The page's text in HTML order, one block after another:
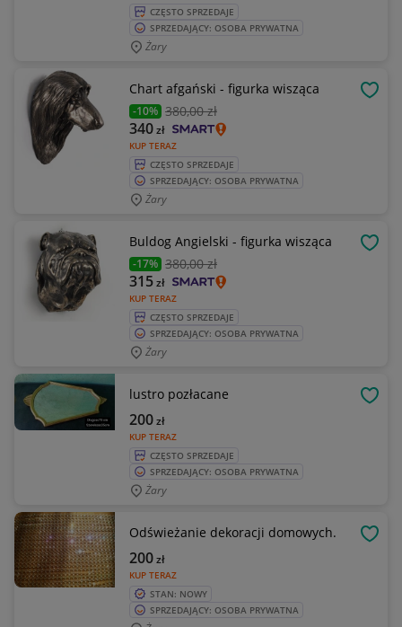
CZĘSTO SPRZEDAJE
SPRZEDAJĄCY: OSOBA PRYWATNA
Żary
Chart afgański - figurka wisząca
-10% 380,00 zł
KUP TERAZ
340zł
CZĘSTO SPRZEDAJE
SPRZEDAJĄCY: OSOBA PRYWATNA
Żary
Buldog Angielski - figurka wisząca
-17% 380,00 zł
KUP TERAZ
315zł
CZĘSTO SPRZEDAJE
SPRZEDAJĄCY: OSOBA PRYWATNA
Żary
lustro pozłacane
KUP TERAZ
200zł
CZĘSTO SPRZEDAJE
SPRZEDAJĄCY: OSOBA PRYWATNA
Żary
Odświeżanie dekoracji domowych.
KUP TERAZ
200zł
STAN: NOWY
SPRZEDAJĄCY: OSOBA PRYWATNA